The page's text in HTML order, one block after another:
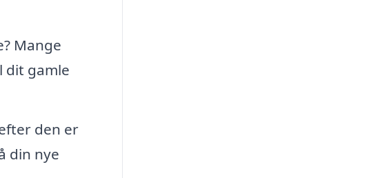
Mange
dit gamle
den er
din nye